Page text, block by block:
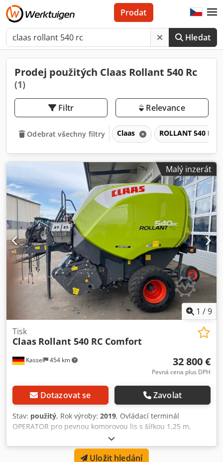
Hledat
Prodat
Prodej použitých Claas Rollant 540 Rc
(1)
Filtr Relevance
Odebrat všechny filtry Claas ROLLANT 540 RC
Malý inzerát
1 /9
Kassel 454 km
Tisk
Claas Rollant 540 RC Comfort
32 800 €
Pevná cena plus DPH
Dotazovat se Zavolat
Stav: použitý, Rok výroby: 2019, Ovládací terminál
OPERATOR pro pevnou komorovou lis s šířkou 1,25 m,
dvouokruhový brzdový systém / pneumatická brzdová
soustava. Pneumatiky: 500/50 - 17. Vyzvedávací ústrojí s
válcovým přítlačným válečkem / vstupní převodovka s 1 000
Uložit hledání